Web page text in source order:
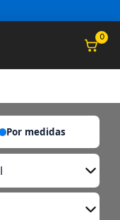
0
Por medidas